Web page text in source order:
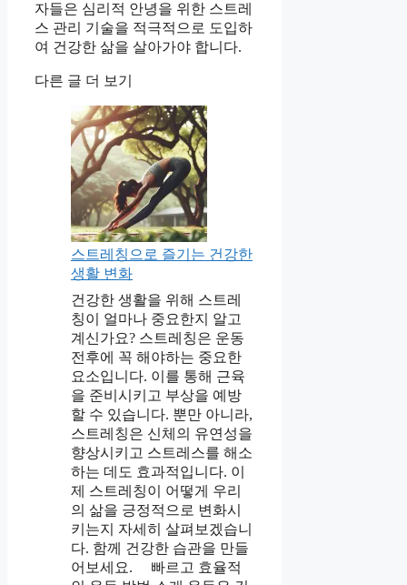
자들은 심리적 안녕을 위한 스트레
스 관리 기술을 적극적으로 도입하
여 건강한 삶을 살아가야 합니다.
다른 글 더 보기
스트레칭으로 즐기는 건강한
생활 변화
건강한 생활을 위해 스트레
칭이 얼마나 중요한지 알고
계신가요? 스트레칭은 운동
전후에 꼭 해야하는 중요한
요소입니다. 이를 통해 근육
을 준비시키고 부상을 예방
할 수 있습니다. 뿐만 아니라,
스트레칭은 신체의 유연성을
향상시키고 스트레스를 해소
하는 데도 효과적입니다. 이
제 스트레칭이 어떻게 우리
의 삶을 긍정적으로 변화시
키는지 자세히 살펴보겠습니
다. 함께 건강한 습관을 만들
어보세요. 빠르고 효율적